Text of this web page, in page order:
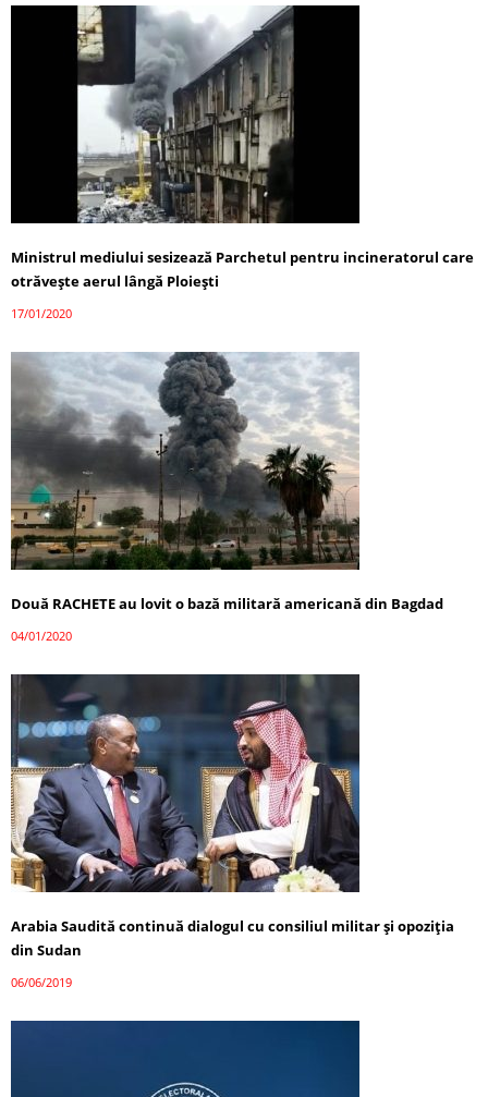
Ministrul mediului sesizează Parchetul pentru incineratorul care
otrăvește aerul lângă Ploiești
17/01/2020
Două RACHETE au lovit o bază militară americană din Bagdad
04/01/2020
Arabia Saudită continuă dialogul cu consiliul militar şi opoziţia
din Sudan
06/06/2019